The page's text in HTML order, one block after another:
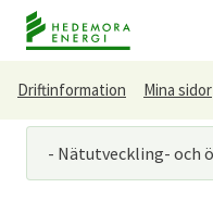
Driftinformation Mina sidor
Du är här